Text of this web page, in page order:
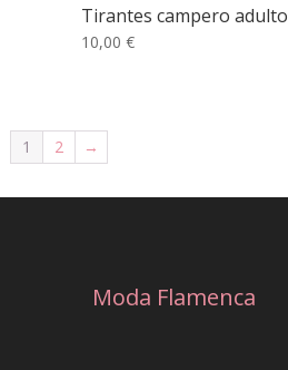
Tirantes campero adulto
10,00 €
1 2 →
Moda Flamenca